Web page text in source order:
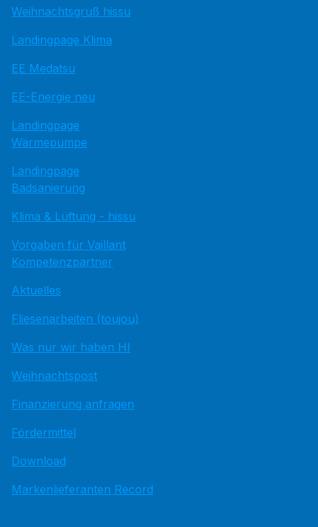
Weihnachtsgruß hissu
Landingpage Klima
EE Medatsu
EE-Energie neu
Landingpage
Wärmepumpe
Landingpage
Badsanierung
Klima & Lüftung - hissu
Vorgaben für Vaillant
Kompetenzpartner
Aktuelles
Fliesenarbeiten (toujou)
Was nur wir haben HI
Weihnachtspost
Finanzierung anfragen
Fördermittel
Download
Markenlieferanten Record